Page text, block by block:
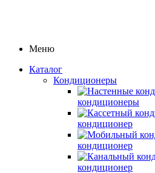
Меню
Каталог
Кондиционеры
кондиционеры
кондиционер
кондиционер
кондиционер